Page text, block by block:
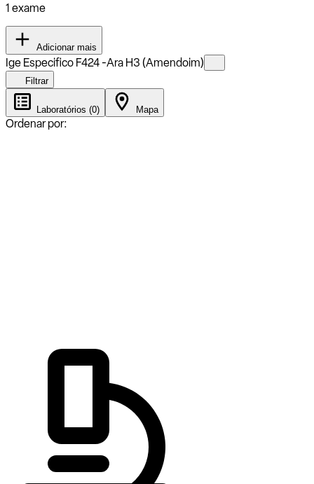
1 exame
Adicionar mais
Ige Especifico F424 -Ara H3 (Amendoim)
Filtrar
Laboratórios (0) Mapa
Ordenar por: